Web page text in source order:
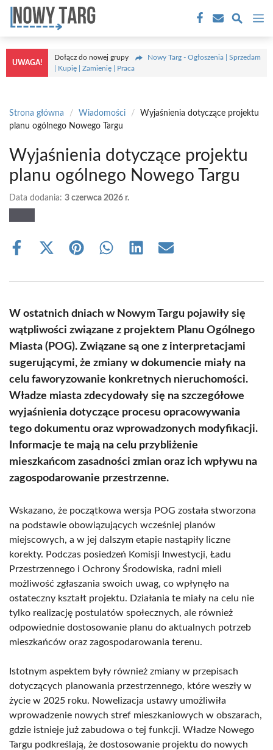
Przejdź
treści
UWAGA!
Dołącz do nowej grupy
Nowy Targ - Ogłoszenia | Sprzedam
| Kupię | Zamienię | Praca
Strona główna / Wiadomości /
Wyjaśnienia dotyczące projektu
planu ogólnego Nowego Targu
Wyjaśnienia dotyczące projektu
planu ogólnego Nowego Targu
Data dodania: 3 czerwca 2026 r.
Share
Share
(Twitter)
Share Share Share Share
W ostatnich dniach w Nowym Targu pojawiły się
wątpliwości związane z projektem Planu Ogólnego
Miasta (POG). Związane są one z interpretacjami
sugerującymi, że zmiany w dokumencie miały na
celu faworyzowanie konkretnych nieruchomości.
Władze miasta zdecydowały się na szczegółowe
wyjaśnienia dotyczące procesu opracowywania
tego dokumentu oraz wprowadzonych modyfikacji.
Informacje te mają na celu przybliżenie
mieszkańcom zasadności zmian oraz ich wpływu na
zagospodarowanie przestrzenne.
Wskazano, że początkowa wersja POG została stworzona
na podstawie obowiązujących wcześniej planów
miejscowych, a w jej dalszym etapie nastąpiły liczne
korekty. Podczas posiedzeń Komisji Inwestycji, Ładu
Przestrzennego i Ochrony Środowiska, radni mieli
możliwość zgłaszania swoich uwag, co wpłynęło na
ostateczny kształt projektu. Działania te miały na celu nie
tylko realizację postulatów społecznych, ale również
odpowiednie dostosowanie planu do aktualnych potrzeb
mieszkańców oraz zagospodarowania terenu.
Istotnym aspektem były również zmiany w przepisach
dotyczących planowania przestrzennego, które weszły w
życie w 2025 roku. Nowelizacja ustawy umożliwiła
wprowadzenie nowych stref mieszkaniowych w obszarach,
gdzie istnieje już zabudowa o tej funkcji. Władze Nowego
Targu podkreślają, że dostosowanie projektu do nowych